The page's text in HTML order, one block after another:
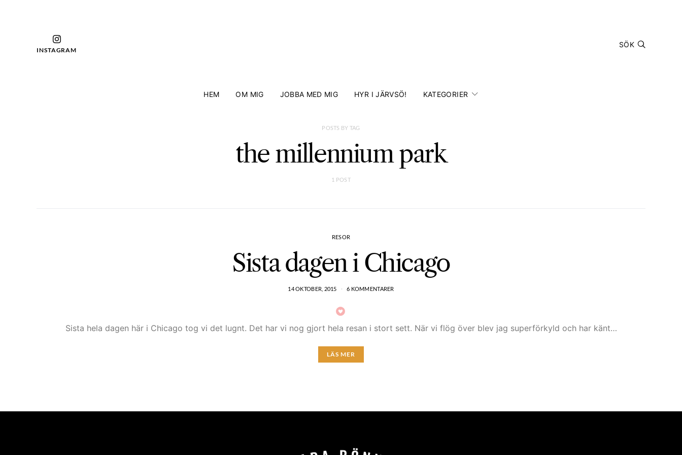
INSTAGRAM
SÖK
HEM OM MIG JOBBA MED MIG HYR I JÄRVSÖ! KATEGORIER
POSTS BY TAG
the millennium park
1 POST
RESOR
Sista dagen i Chicago
14 OKTOBER, 2015 6 KOMMENTARER
Sista hela dagen här i Chicago tog vi det lugnt. Det har vi nog gjort hela resan i stort sett. När vi flög över blev jag superförkyld och har känt…
LÄS MER